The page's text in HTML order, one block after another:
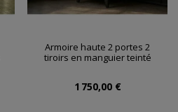
Armoire haute 2 portes 2
tiroirs en manguier teinté
1 750,00 €